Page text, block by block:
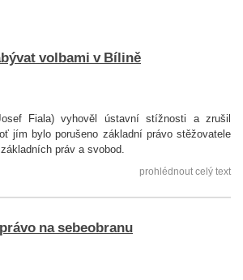
volbami v Bílině
Fiala) vyhověl ústavní stížnosti a zrušil
jím bylo porušeno základní právo stěžovatele
práv a svobod.
prohlédnout celý text
na sebeobranu